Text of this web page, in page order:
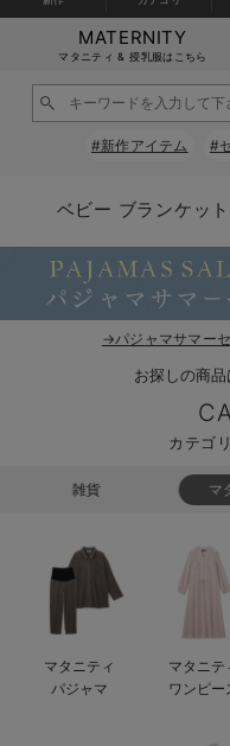
新生児服全て
ベビー服全て
ロンパース・カバーオール
ベビー ブルマ
ベビー スカート
ベビー セットアップ
ベビー帽子（新生児・乳児）
新生児スリーパー・ベビーパジ
シーズンアイテム全て
ベビー・新生児 寝具全て
ベビーベッド・布団 （ベビー
ベビー 雑貨全て
ベビー 雑貨 小物
ベビー安全グッズ
授乳・調乳・お食事
赤ちゃん 洗剤・洗濯用品・お掃除
赤ちゃん お風呂・ベビースキン
おむつ関連グッズ
お出かけグッズ全て
ベビー｜季節の特集全て
猛暑からベビーを守るひんやり
ベビーの動物なりきり特集
ベビー 夏のお役立ちグッズ特集
【素材別】ベビーロンパース特
アウトレット全て
【アウトレット】ワンピース
【アウトレット】パジャマ
【アウトレット】インナー
【アウトレット】ベビー
特集全て
抗菌防臭加工
コットン素材
ブラトップ
快適機能ウェア特集 トップス
快適機能ウェア特集 ボトムス
快適機能ウェア特集 パジャマ
再入荷全て
再入荷｜インナー
MATERNITY
マタニティ & 授乳服はこちら
#新作アイテム #
ベビー ブランケッ
→パジャマサマー
お探しの商
カテゴ
雑貨 マ
マタニティ
パジャマ
マタニテ
ワンピー
カートに入れる